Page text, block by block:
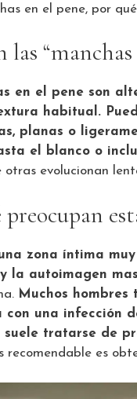
en el pene, por
las
en el pene son
habitual.
planas o
el blanco o
otras evolucionan
preocupan
zona íntima
la autoimagen
Muchos
con una infección
tratarse de
recomendable es